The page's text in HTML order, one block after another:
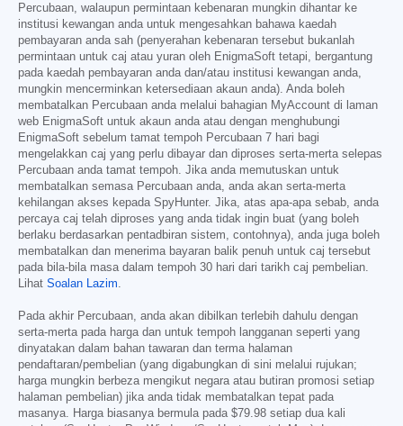
Percubaan, walaupun permintaan kebenaran mungkin dihantar ke
institusi kewangan anda untuk mengesahkan bahawa kaedah
pembayaran anda sah (penyerahan kebenaran tersebut bukanlah
permintaan untuk caj atau yuran oleh EnigmaSoft tetapi, bergantung
pada kaedah pembayaran anda dan/atau institusi kewangan anda,
mungkin mencerminkan ketersediaan akaun anda). Anda boleh
membatalkan Percubaan anda melalui bahagian MyAccount di laman
web EnigmaSoft untuk akaun anda atau dengan menghubungi
EnigmaSoft sebelum tamat tempoh Percubaan 7 hari bagi
mengelakkan caj yang perlu dibayar dan diproses serta-merta selepas
Percubaan anda tamat tempoh. Jika anda memutuskan untuk
membatalkan semasa Percubaan anda, anda akan serta-merta
kehilangan akses kepada SpyHunter. Jika, atas apa-apa sebab, anda
percaya caj telah diproses yang anda tidak ingin buat (yang boleh
berlaku berdasarkan pentadbiran sistem, contohnya), anda juga boleh
membatalkan dan menerima bayaran balik penuh untuk caj tersebut
pada bila-bila masa dalam tempoh 30 hari dari tarikh caj pembelian.
Lihat Soalan Lazim.
Pada akhir Percubaan, anda akan dibilkan terlebih dahulu dengan
serta-merta pada harga dan untuk tempoh langganan seperti yang
dinyatakan dalam bahan tawaran dan terma halaman
pendaftaran/pembelian (yang digabungkan di sini melalui rujukan;
harga mungkin berbeza mengikut negara atau butiran promosi setiap
halaman pembelian) jika anda tidak membatalkan tepat pada
masanya. Harga biasanya bermula pada $79.98 setiap dua kali